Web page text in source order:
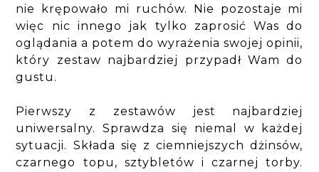
nie krępowało mi ruchów. Nie pozostaje mi
więc nic innego jak tylko zaprosić Was do
oglądania a potem do wyrażenia swojej opinii,
który zestaw najbardziej przypadł Wam do
gustu.
Pierwszy z zestawów jest najbardziej
uniwersalny. Sprawdza się niemal w każdej
sytuacji. Składa się z ciemniejszych dżinsów,
czarnego topu, sztybletów i czarnej torby.